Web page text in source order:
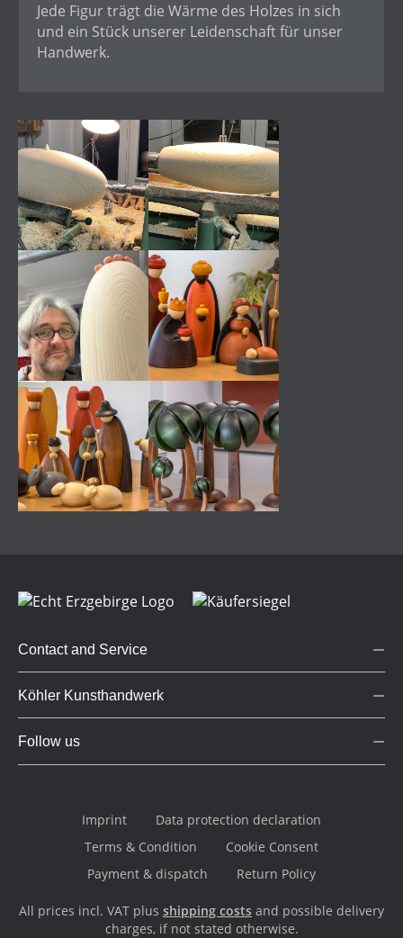
Jede Figur trägt die Wärme des Holzes in sich
und ein Stück unserer Leidenschaft für unser
Handwerk.
Contact and Service
Köhler Kunsthandwerk
Follow us
Imprint
Data protection declaration
Terms & Condition
Cookie Consent
Payment & dispatch
Return Policy
All prices incl. VAT plus shipping costs and possible delivery
charges, if not stated otherwise.